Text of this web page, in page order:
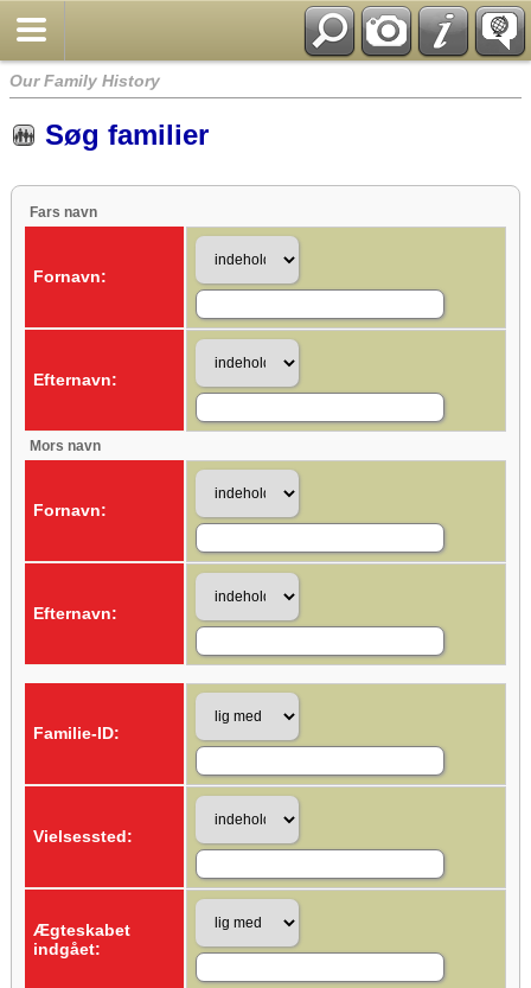
Our Family History
Søg familier
Fars navn
Fornavn:
Efternavn:
Mors navn
Fornavn:
Efternavn:
Familie-ID:
Vielsessted:
Ægteskabet
indgået: